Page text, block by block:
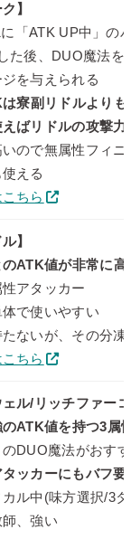
】
に「ATK UP中」のバ
た後、DUO魔法を
を与えられる
は寮副リドルよりも
ばリドルの攻撃力
いので無属性フィニ
える
ちら
】
のATK値が非常に高
性アタッカー
体で使いやすい
たないが、その分凍
ちら
ェル/リッチファーコ
のATK値を持つ3属性
のDUO魔法がおすす
タッカーにもバフ要
カル中(味方選択/3タ
師、強い